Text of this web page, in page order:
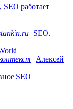
работает
SEO,
Алексей
SEO